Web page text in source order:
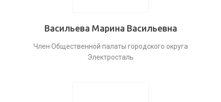
Васильева Марина Васильевна
Член Общественной палаты городского округа
Электросталь